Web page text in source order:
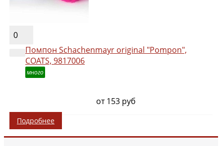
0
Помпон Schachenmayr original "Pompon",
COATS, 9817006
много
от 153 руб
Подробнее